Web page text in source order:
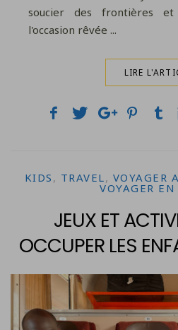
soucier des frontières et
l'occasion rêvée ...
LIRE
KIDS , TRAVEL , VOYAGER
VOYAGER
JEUX ET
OCCUPER LES